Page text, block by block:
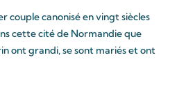
couple canonisé en vingt siècles
cette cité de Normandie que
ont grandi, se sont mariés et ont